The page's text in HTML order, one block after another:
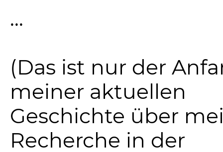
...
(Das ist nur der
meiner aktuellen
Geschichte über
Recherche in der